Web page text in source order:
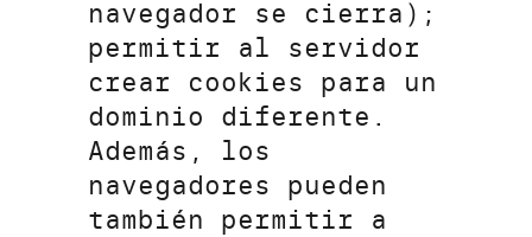
navegador se cierra);
permitir al servidor
crear cookies para un
dominio diferente.
Además, los
navegadores pueden
también permitir a